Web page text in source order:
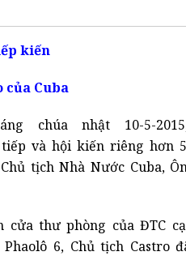
kiến
của Cuba
chúa nhật 10-5-
tiếp và hội kiến riêng hơn
tịch Nhà Nước Cuba,
cửa thư phòng của ĐTC
6, Chủ tịch Castro